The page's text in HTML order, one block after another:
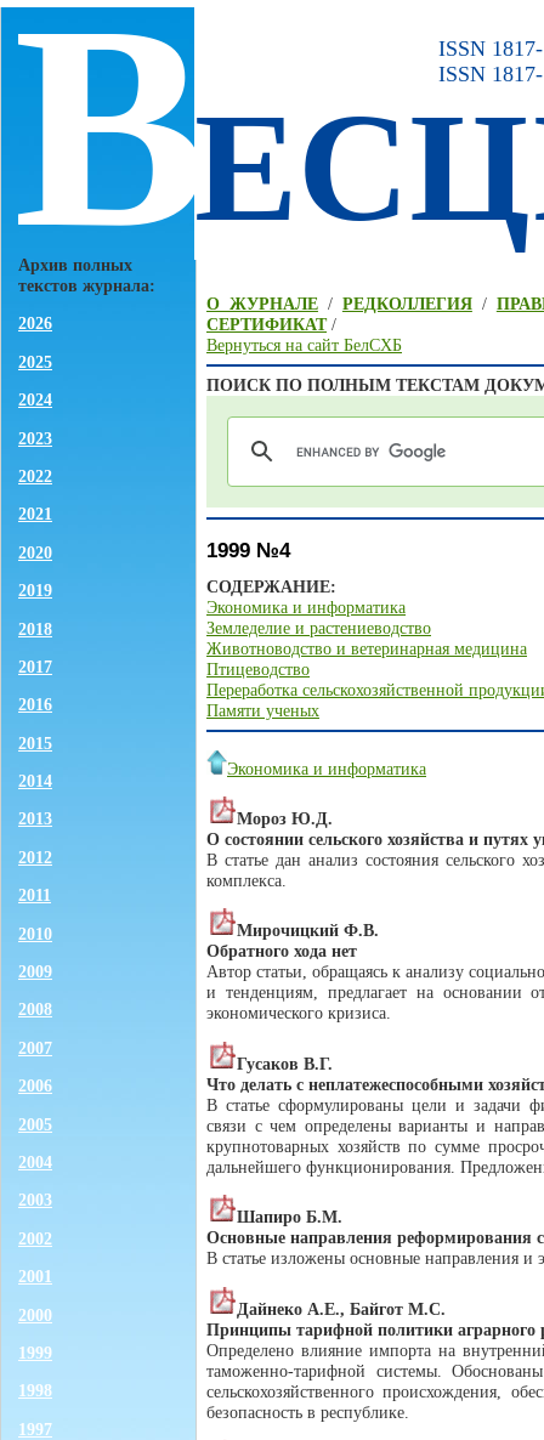
В
Архив полных
текстов журнала:
2026
2025
2024
2023
2022
2021
2020
2019
2018
2017
2016
2015
2014
2013
2012
2011
2010
2009
2008
2007
2006
2005
2004
2003
2002
2001
2000
1999
1998
1997
ISSN
ISSN
О ЖУРНАЛЕ/ РЕДКОЛЛЕГИЯ/
СЕРТИФИКАТ/
Вернуться на сайт БелСХБ
ПОИСК ПО ПОЛНЫМ ТЕКСТАМ
1999 №4
СОДЕРЖАНИЕ:
Экономика и информатика
Земледелие и растениеводство
Животноводство и ветеринарная медицина
Птицеводство
Переработка сельскохозяйственной
Памяти ученых
Экономика и информатика
Мороз Ю.Д.
О состоянии сельского хозяйства и путях
В статье дан анализ состояния сельского
комплекса.
Мирочицкий Ф.В.
Обратного хода нет
Автор статьи, обращаясь к анализу
и тенденциям, предлагает на основании
экономического кризиса.
Гусаков В.Г.
Что делать с неплатежеспособными
В статье сформулированы цели и задачи
связи с чем определены варианты и
крупнотоварных хозяйств по сумме
дальнейшего функционирования.
Шапиро Б.М.
Основные направления реформирования
В статье изложены основные направления и
Дайнеко А.Е., Байгот М.С.
Принципы тарифной политики аграрного
Определено влияние импорта на
таможенно-тарифной системы.
сельскохозяйственного происхождения,
безопасность в республике.